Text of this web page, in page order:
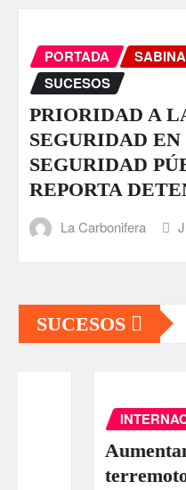
PORTADA
SUCESOS
PRIORIDAD A
SEGURIDAD
SEGURIDAD
REPORTA
La Carbonifera
SUCESOS
INTERNACIONAL
Aumentan a 589
terremotos en